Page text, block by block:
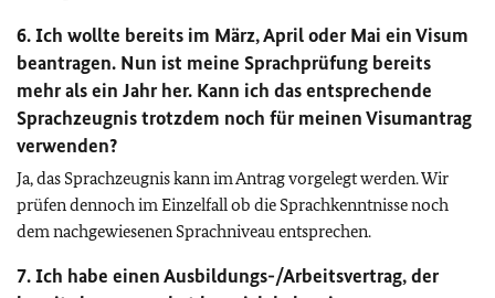
6. Ich wollte bereits im März, April oder Mai ein Visum
beantragen. Nun ist meine Sprachprüfung bereits
mehr als ein Jahr her. Kann ich das entsprechende
Sprachzeugnis trotzdem noch für meinen Visumantrag
verwenden?
Ja, das Sprachzeugnis kann im Antrag vorgelegt werden. Wir
prüfen dennoch im Einzelfall ob die Sprachkenntnisse noch
dem nachgewiesenen Sprachniveau entsprechen.
7. Ich habe einen Ausbildungs-/Arbeitsvertrag, der